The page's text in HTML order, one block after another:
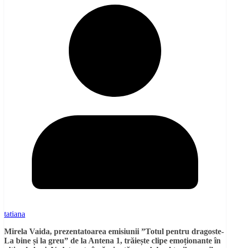
tatiana
Mirela Vaida, prezentatoarea emisiunii ”Totul pentru dragoste-
La bine și la greu” de la Antena 1, trăiește clipe emoționante în